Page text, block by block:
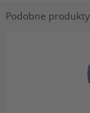
Podobne produkty